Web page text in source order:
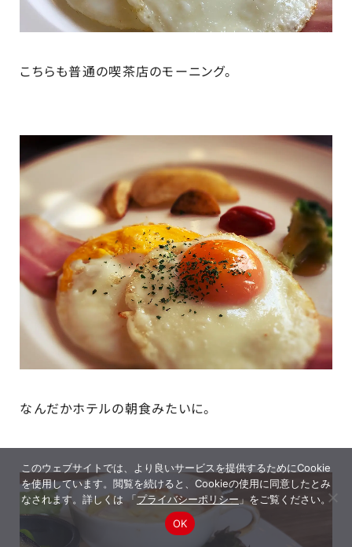
こちらも普通の喫茶店のモーニング。
なんだかホテルの朝食みたいに。
このウェブサイトでは、より良いサービスを提供するためにCookie
を使用しています。閲覧を続けると、Cookieの使用に同意したとみ
なされます。詳しくは 「プライバシーポリシー 」をご覧ください。
OK